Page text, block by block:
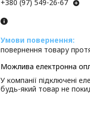
+380 (97) 549-26-67
повернення товару
У компанії підключені
будь-який товар не